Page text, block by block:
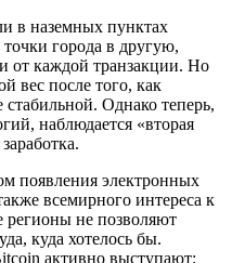
в наземных пунктах
города в другую,
от каждой транзакции. Но
вес после того, как
стабильной. Однако теперь,
наблюдается «вторая
появления электронных
всемирного интереса к
регионы не позволяют
куда хотелось бы.
активно выступают: